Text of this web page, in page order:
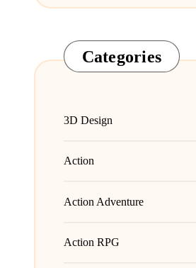
Categories
3D Design
Action
Action Adventure
Action RPG